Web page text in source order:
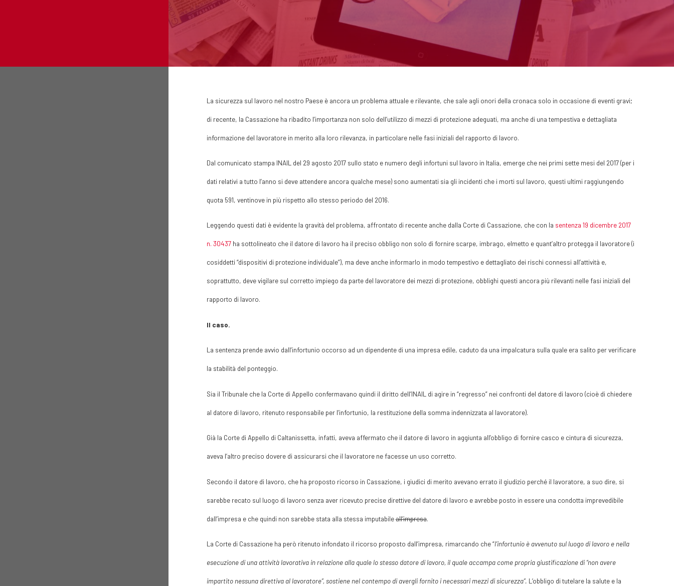
La sicurezza sul lavoro nel nostro Paese è ancora un problema attuale e rilevante, che sale agli onori della cronaca solo in occasione di eventi gravi;
di recente, la Cassazione ha ribadito l’importanza non solo dell’utilizzo di mezzi di protezione adeguati, ma anche di una tempestiva e dettagliata
informazione del lavoratore in merito alla loro rilevanza, in particolare nelle fasi iniziali del rapporto di lavoro.
Dal comunicato stampa INAIL del 29 agosto 2017 sullo stato e numero degli infortuni sul lavoro in Italia, emerge che nei primi sette mesi del 2017 (per i
dati relativi a tutto l’anno si deve attendere ancora qualche mese) sono aumentati sia gli incidenti che i morti sul lavoro, questi ultimi raggiungendo
quota 591, ventinove in più rispetto allo stesso periodo del 2016.
Leggendo questi dati è evidente la gravità del problema, affrontato di recente anche dalla Corte di Cassazione, che con la sentenza 19 dicembre 2017
n. 30437ha sottolineato che il datore di lavoro ha il preciso obbligo non solo di fornire scarpe, imbrago, elmetto e quant’altro protegga il lavoratore (i
cosiddetti “dispositivi di protezione individuale”), ma deve anche informarlo in modo tempestivo e dettagliato dei rischi connessi all’attività e,
soprattutto, deve vigilare sul corretto impiego da parte del lavoratore dei mezzi di protezione, obblighi questi ancora più rilevanti nelle fasi iniziali del
rapporto di lavoro.
Il caso.
La sentenza prende avvio dall’infortunio occorso ad un dipendente di una impresa edile, caduto da una impalcatura sulla quale era salito per verificare
la stabilità del ponteggio.
Sia il Tribunale che la Corte di Appello confermavano quindi il diritto dell’INAIL di agire in “regresso” nei confronti del datore di lavoro (cioè di chiedere
al datore di lavoro, ritenuto responsabile per l’infortunio, la restituzione della somma indennizzata al lavoratore).
Già la Corte di Appello di Caltanissetta, infatti, aveva affermato che il datore di lavoro in aggiunta all’obbligo di fornire casco e cintura di sicurezza,
aveva l’altro preciso dovere di assicurarsi che il lavoratore ne facesse un uso corretto.
Secondo il datore di lavoro, che ha proposto ricorso in Cassazione, i giudici di merito avevano errato il giudizio perché il lavoratore, a suo dire, si
sarebbe recato sul luogo di lavoro senza aver ricevuto precise direttive del datore di lavoro e avrebbe posto in essere una condotta imprevedibile
dall’impresa e che quindi non sarebbe stata alla stessa imputabileall’impresa.
La Corte di Cassazione ha però ritenuto infondato il ricorso proposto dall’impresa, rimarcando che “l’infortunio è avvenuto sul luogo di lavoro e nella
esecuzione di una attività lavorativa in relazione alla quale lo stesso datore di lavoro, il quale accampa come propria giustificazione di “non avere
impartito nessuna direttiva al lavoratore”, sostiene nel contempo di avergli fornito i necessari mezzi di sicurezza”. L’obbligo di tutelare la salute e la